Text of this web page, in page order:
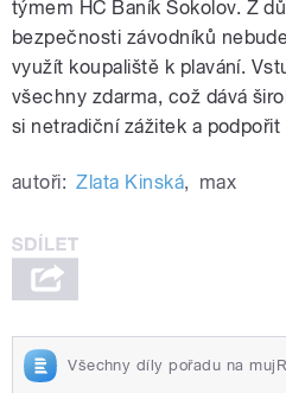
týmem HC Baník Sokolov. Z
bezpečnosti závodníků
využít koupaliště k plavání.
všechny zdarma, což dává
si netradiční zážitek a
autoři: Zlata Kinská, max
Všechny díly pořadu na